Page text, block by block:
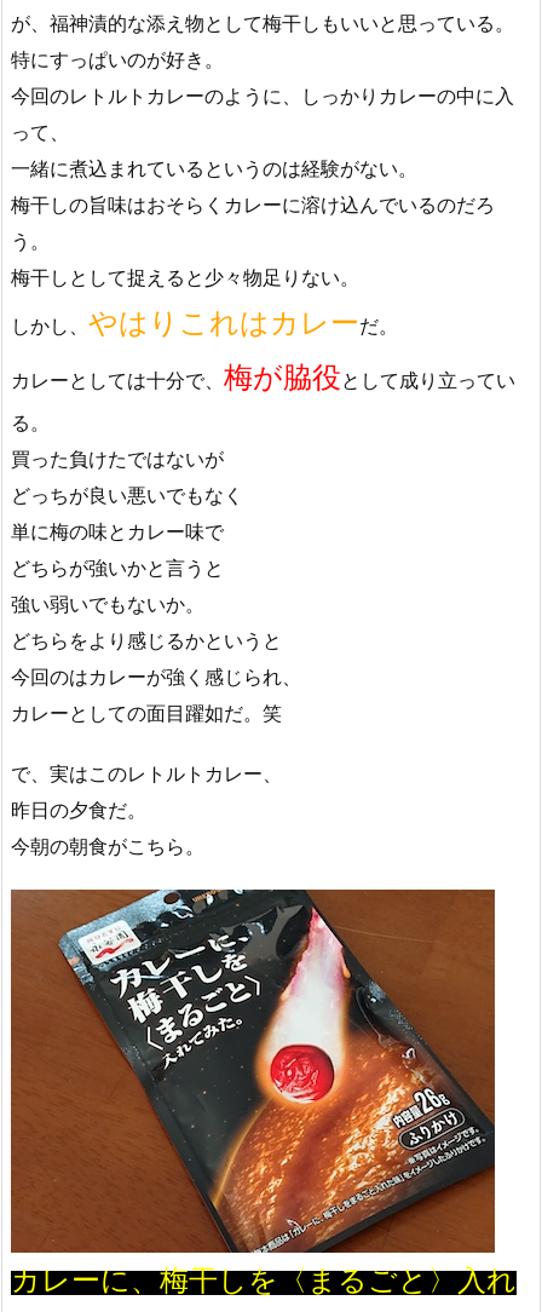
が、福神漬的な添え物として梅干しもいいと思っている。
特にすっぱいのが好き。
今回のレトルトカレーのように、しっかりカレーの中に入
って、
一緒に煮込まれているというのは経験がない。
梅干しの旨味はおそらくカレーに溶け込んでいるのだろ
う。
梅干しとして捉えると少々物足りない。
しかし、 やはりこれはカレーだ。
カレーとしては十分で、 梅が脇役として成り立ってい
る。
買った負けたではないが
どっちが良い悪いでもなく
単に梅の味とカレー味で
どちらが強いかと言うと
強い弱いでもないか。
どちらをより感じるかというと
今回のはカレーが強く感じられ、
カレーとしての面目躍如だ。笑
で、実はこのレトルトカレー、
昨日の夕食だ。
今朝の朝食がこちら。
カレーに、梅干しを〈まるごと〉入れ